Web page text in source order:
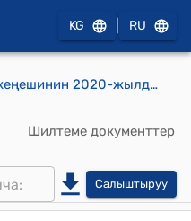
KG RU
Терек айылдык кеңешинин 2020-жылдын 17-ноябрындагы №XXV/6 "Терек №4088 участкалык шайлоо комиссияларынын курамын жана резервин түзүү жөнүндө"
Шилтеме документтер
Салыштыруу